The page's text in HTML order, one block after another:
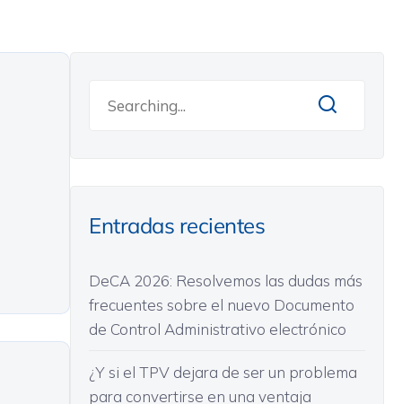
Entradas recientes
DeCA 2026: Resolvemos las dudas más
frecuentes sobre el nuevo Documento
de Control Administrativo electrónico
¿Y si el TPV dejara de ser un problema
para convertirse en una ventaja